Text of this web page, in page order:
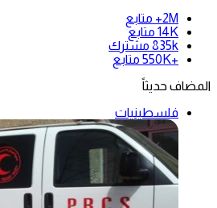
2M+
متابع
14K متابع
835k مشترك
+550K
متابع
المضاف حديثاً
فلسطينيات